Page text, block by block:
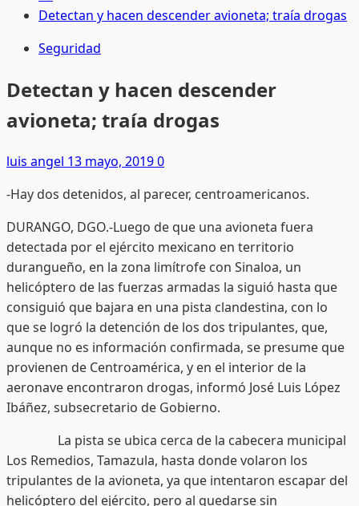
Detectan y hacen descender avioneta; traía drogas
Seguridad
Detectan y hacen descender
avioneta; traía drogas
luis angel 13 mayo, 20190
-Hay dos detenidos, al parecer, centroamericanos.
DURANGO, DGO.-Luego de que una avioneta fuera
detectada por el ejército mexicano en territorio
durangueño, en la zona limítrofe con Sinaloa, un
helicóptero de las fuerzas armadas la siguió hasta que
consiguió que bajara en una pista clandestina, con lo
que se logró la detención de los dos tripulantes, que,
aunque no es información confirmada, se presume que
provienen de Centroamérica, y en el interior de la
aeronave encontraron drogas, informó José Luis López
Ibáñez, subsecretario de Gobierno.
La pista se ubica cerca de la cabecera municipal
Los Remedios, Tamazula, hasta donde volaron los
tripulantes de la avioneta, ya que intentaron escapar del
helicóptero del ejército, pero al quedarse sin